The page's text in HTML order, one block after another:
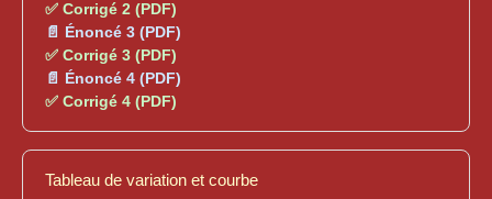
✅ Corrigé 2 (PDF)
📄 Énoncé 3 (PDF)
✅ Corrigé 3 (PDF)
📄 Énoncé 4 (PDF)
✅ Corrigé 4 (PDF)
Tableau de variation et courbe